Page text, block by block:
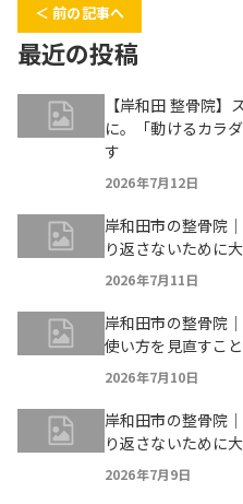
＜ 前の記事へ
最近の投稿
【岸和田 整骨院
に。「動けるカラ
す
2026年7月12日
岸和田市の整骨院
り返さないために
2026年7月11日
岸和田市の整骨院
使い方を見直すこ
2026年7月10日
岸和田市の整骨院
り返さないために
2026年7月9日